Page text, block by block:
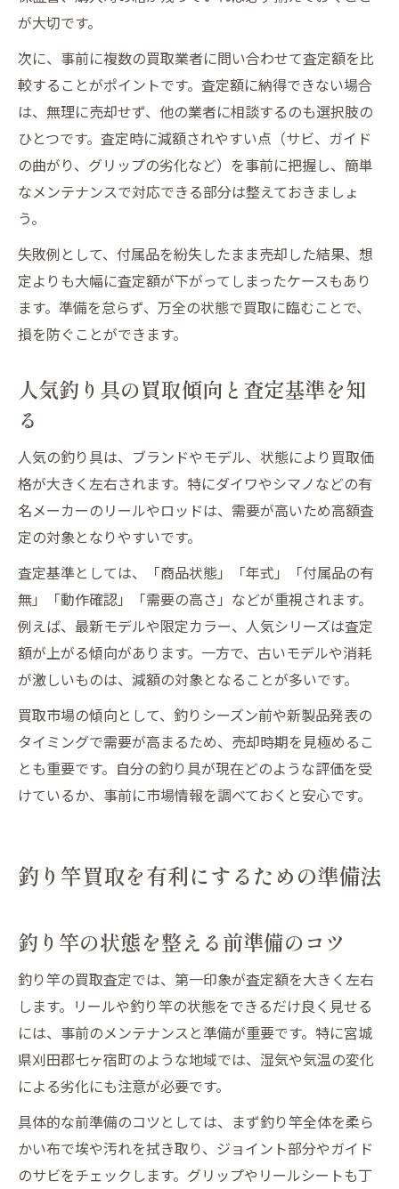
が大切です。
次に、事前に複数の買取業者に問い合わせて査定額を比
較することがポイントです。査定額に納得できない場合
は、無理に売却せず、他の業者に相談するのも選択肢の
ひとつです。査定時に減額されやすい点（サビ、ガイド
の曲がり、グリップの劣化など）を事前に把握し、簡単
なメンテナンスで対応できる部分は整えておきましょ
う。
失敗例として、付属品を紛失したまま売却した結果、想
定よりも大幅に査定額が下がってしまったケースもあり
ます。準備を怠らず、万全の状態で買取に臨むことで、
損を防ぐことができます。
人気釣り具の買取傾向と査定基準を知
る
人気の釣り具は、ブランドやモデル、状態により買取価
格が大きく左右されます。特にダイワやシマノなどの有
名メーカーのリールやロッドは、需要が高いため高額査
定の対象となりやすいです。
査定基準としては、「商品状態」「年式」「付属品の有
無」「動作確認」「需要の高さ」などが重視されます。
例えば、最新モデルや限定カラー、人気シリーズは査定
額が上がる傾向があります。一方で、古いモデルや消耗
が激しいものは、減額の対象となることが多いです。
買取市場の傾向として、釣りシーズン前や新製品発表の
タイミングで需要が高まるため、売却時期を見極めるこ
とも重要です。自分の釣り具が現在どのような評価を受
けているか、事前に市場情報を調べておくと安心です。
釣り竿買取を有利にするための準備法
釣り竿の状態を整える前準備のコツ
釣り竿の買取査定では、第一印象が査定額を大きく左右
します。リールや釣り竿の状態をできるだけ良く見せる
には、事前のメンテナンスと準備が重要です。特に宮城
県刈田郡七ヶ宿町のような地域では、湿気や気温の変化
による劣化にも注意が必要です。
具体的な前準備のコツとしては、まず釣り竿全体を柔ら
かい布で埃や汚れを拭き取り、ジョイント部分やガイド
のサビをチェックします。グリップやリールシートも丁